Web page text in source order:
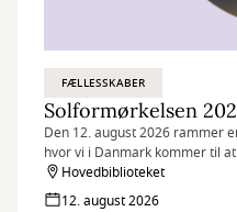
FÆLLESSKABER
Solformørkelsen
Den 12. august 2026 rammer
hvor vi i Danmark kommer til
bliver dækket af månen.
Hovedbiblioteket
12. august 2026